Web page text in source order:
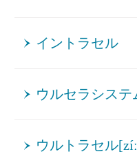
イントラセル
ウルセラシステ
ウルトラセル